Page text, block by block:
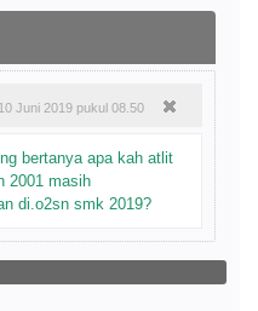
10 Juni 2019 pukul 08.50
bertanya apa kah atlit
2001 masih
di.o2sn smk 2019?